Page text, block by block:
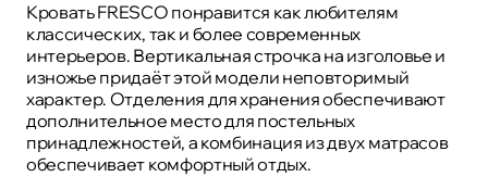
Кровать FRESCO понравится как любителям
классических, так и более современных
интерьеров. Вертикальная строчка на изголовье и
изножье придаёт этой модели неповторимый
характер. Отделения для хранения обеспечивают
дополнительное место для постельных
принадлежностей, а комбинация из двух матрасов
обеспечивает комфортный отдых.